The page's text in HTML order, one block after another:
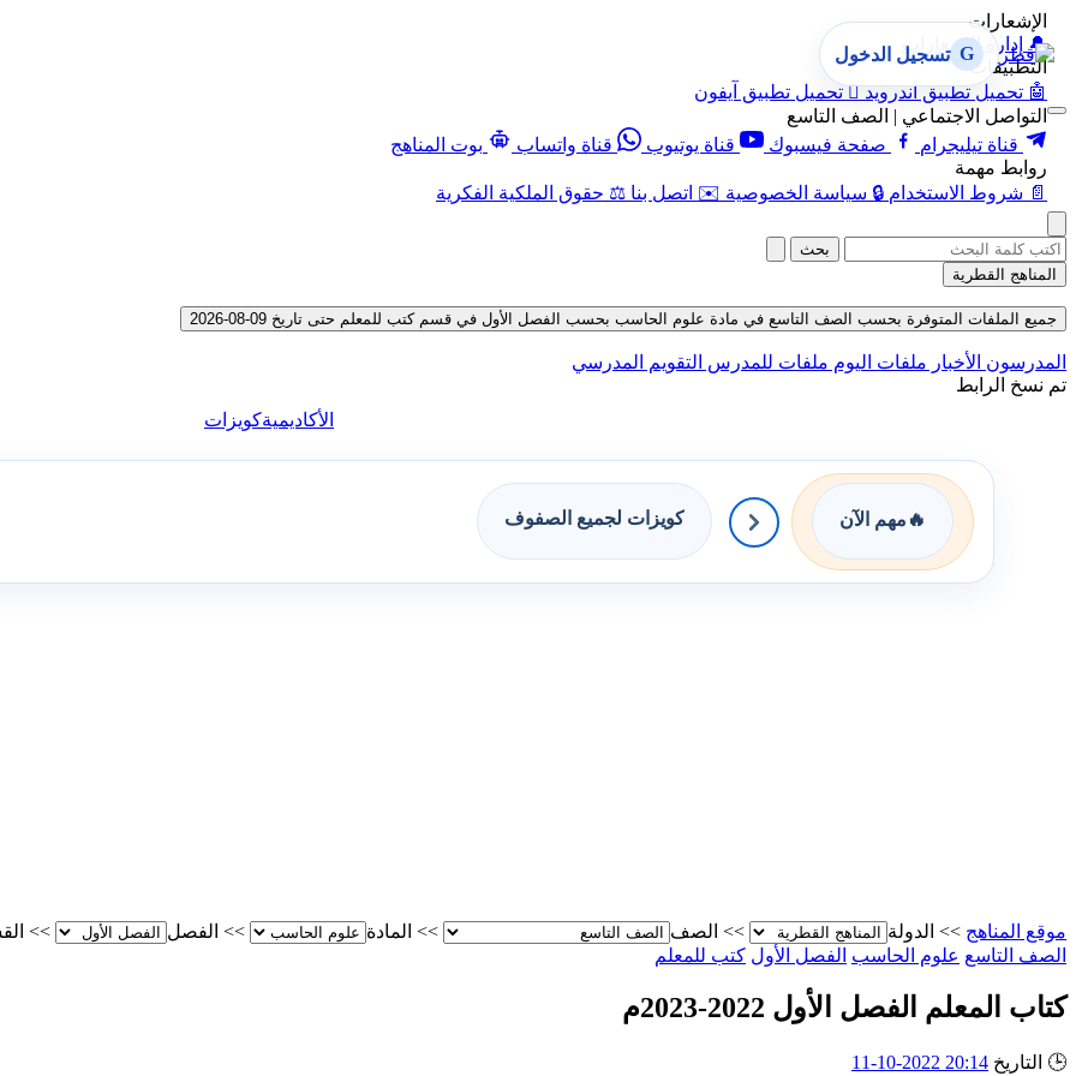
الإشعارات
🔔 إدارة الإشعارات
التطبيقات
🤖 تحميل تطبيق أندرويد  تحميل تطبيق آيفون
التواصل الاجتماعي | الصف التاسع
قناة تيليجرام
صفحة فيسبوك قناة يوتيوب قناة واتساب
بوت المناهج
روابط مهمة
📄 شروط الاستخدام 🔒 سياسة الخصوصية ✉️ اتصل بنا ⚖️ حقوق الملكية الفكرية
G تسجيل الدخول
بحث
المناهج القطرية
جميع الملفات المتوفرة بحسب الصف التاسع في مادة علوم الحاسب بحسب الفصل الأول في قسم كتب للمعلم حتى تاريخ 09-08-2026
المدرسون الأخبار ملفات اليوم ملفات للمدرس التقويم المدرسي
تم نسخ الرابط
الأكاديميةكويزات
🔥 مهم الآن كويزات لجميع الصفوف
موقع المناهج >> الدولة >> الصف >> المادة >> الفصل >>
الصف التاسع علوم الحاسب الفصل الأول كتب للمعلم
كتاب المعلم الفصل الأول 2022-2023م
🕒 التاريخ 20:14 2022-10-11